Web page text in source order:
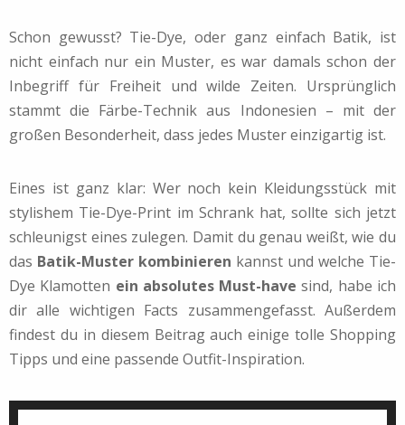
Schon gewusst? Tie-Dye, oder ganz einfach Batik, ist
nicht einfach nur ein Muster, es war damals schon der
Inbegriff für Freiheit undwilde Zeiten. Ursprünglich
stammt die Färbe-Technik aus Indonesien – mit der
großen Besonderheit, dass jedes Muster einzigartig ist.
Eines ist ganz klar: Wer noch kein Kleidungsstück mit
stylishem Tie-Dye-Print im Schrank hat, sollte sich jetzt
schleunigst eines zulegen. Damit du genau weißt, wie du
das Batik-Muster kombinieren kannst und welche Tie-
Dye Klamotten ein absolutes Must-have sind, habe ich
dir alle wichtigen Facts zusammengefasst. Außerdem
findest du in diesem Beitrag auch einige tolle Shopping
Tipps und eine passende Outfit-Inspiration.